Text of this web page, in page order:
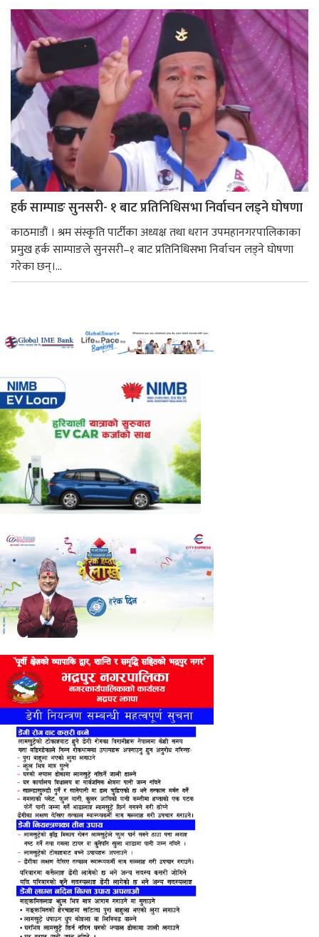
हर्क साम्पाङ सुनसरी- १ बाट प्रतिनिधिसभा निर्वाचन लड्ने घोषणा
काठमाडौं । श्रम संस्कृति पार्टीका अध्यक्ष तथा धरान उपमहानगरपालिकाका
प्रमुख हर्क साम्पाङले सुनसरी–१ बाट प्रतिनिधिसभा निर्वाचन लड्ने घोषणा
गरेका छन्।...